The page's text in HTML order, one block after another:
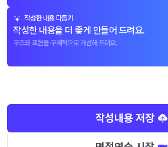
작성한 내용 다듬기
작성한 내용을 더 좋게 만들어 드려요.
구조와 표현을 구체적으로 개선해 드려요.
작성내용 저장